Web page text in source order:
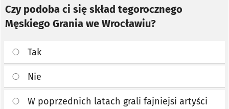
Czy podoba ci się skład tegorocznego
Męskiego Grania we Wrocławiu?
Tak
Nie
W poprzednich latach grali fajniejsi artyści